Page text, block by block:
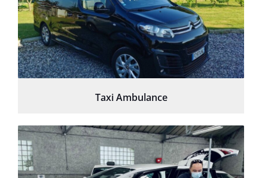
Taxi Ambulance